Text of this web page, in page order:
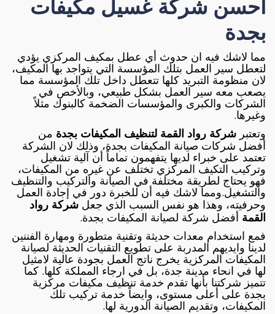
احسن شركة غسيل مكيفات
بجدة
مما لاشك فيه ان حدوث أي عطل بمكيف المركزي يؤدي
لتعطل سير العمل بتلك المؤسسة التي يتواجد بها المكيف،
لان منظومة التبريد كلها تتعطل داخل تلك المؤسسة مما
يصعب معه سير العمل بشكل طبيعي، وبالأخص في
الشركات والكبرى والمؤسسات الضخمة كالبنوك مثلاً
وغيرها.
وتعتبر شركة رواد القمة لتنظيف المكيفات بجدة من
أفضل شركات صيانة المكيفات بجدة، وذلك لان الشركة
تعتمد على خبراء لديها يتفهمون تماماً أن آلية تشغيل
وتركيب التكيف المركزي تختلف عن غيره من المكيفات،
فهو يحتاج لطريقة مختلفة في الصيانة والتركيب والتنظيف
والتشغيل.ومما لاشك فيه أن للخبرة دور في إجادة العمل
وحرفيته، وهذا هو نفس السبب الذي جعل شركة رواد
القمة أفضل شركة لصيانة المكيفات بجدة.
فمع استخدام معدات حديثة وتقنية متطورة ومهارة الفننين
لدينا وايديهم المدربة على تطويع التقنيات الحديثة لصيانة
المكيفات المركزية يخرج ناتج العمل بجودة عالية لامثيل
لها في انحاء مدينة جدة، بل في ارجاء المملكة كلها. كما
تتميز شركتنا بأنها تقدم خدمة تنظيف مكيفات مركزية
بجدة على أعلى مستوى، وايضاً خدمة تركيب تلك
المكيفات، وتقديم الصيانة الدورية لها.